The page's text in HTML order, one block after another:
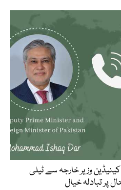
وزیر خارجہ سے ٹیلی
پر تبادلہ خیال